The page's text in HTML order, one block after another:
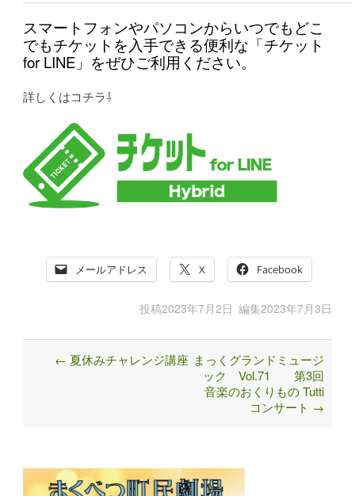
スマートフォンやパソコンからいつでもどこ
でもチケットを入手できる便利な「チケット
for LINE」をぜひご利用ください。
詳しくはコチラ⇩
メールアドレス X Facebook
投稿2023年7月2日 編集2023年7月3日
Post
← 夏休みチャレンジ講座 まっくグランドミュージ
ック Vol.71 第3回
音楽のおくりもの Tutti
コンサート →